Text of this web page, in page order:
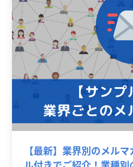
【最新】業界別のメル